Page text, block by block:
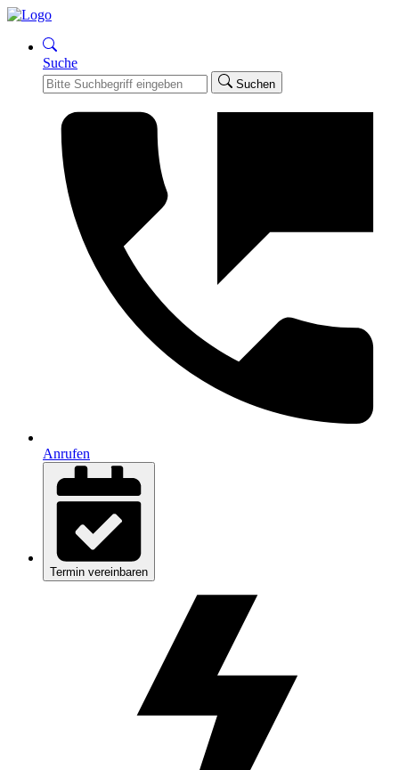
Suche
Suchen
Anrufen
Termin vereinbaren